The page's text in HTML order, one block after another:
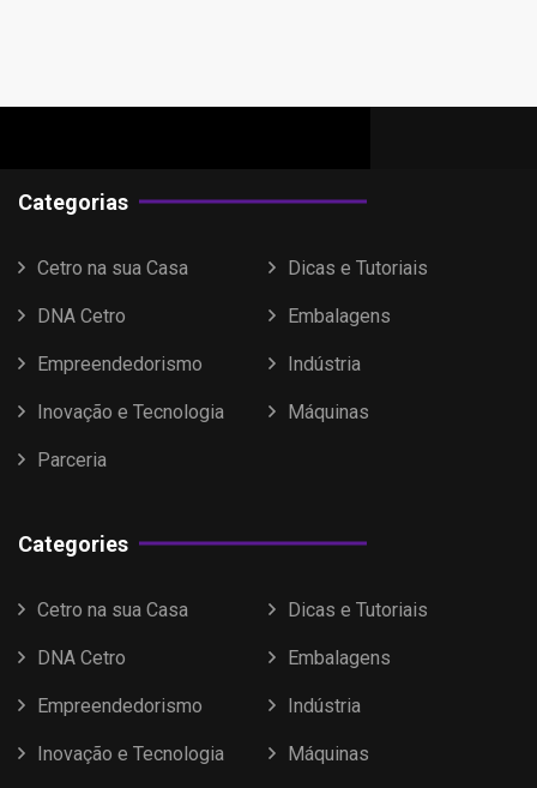
Categorias
Cetro na sua Casa Dicas e Tutoriais
DNA Cetro Embalagens
Empreendedorismo Indústria
Inovação e Tecnologia Máquinas
Parceria
Categories
Cetro na sua Casa Dicas e Tutoriais
DNA Cetro Embalagens
Empreendedorismo Indústria
Inovação e Tecnologia Máquinas